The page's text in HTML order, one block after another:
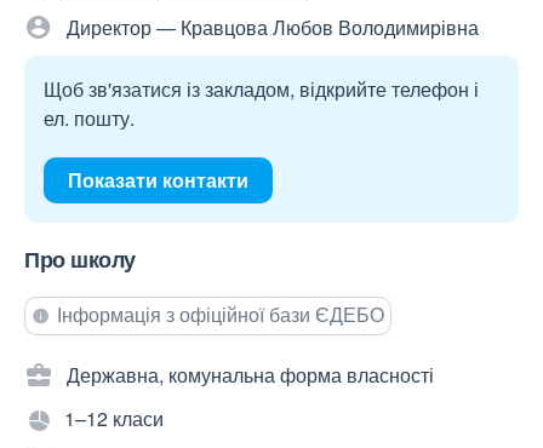
Директор — Кравцова Любов Володимирівна
Щоб зв'язатися із закладом, відкрийте телефон і
ел. пошту.
Показати контакти
Про школу
Інформація з офіційної бази ЄДЕБО
Державна, комунальна форма власності
1–12 класи